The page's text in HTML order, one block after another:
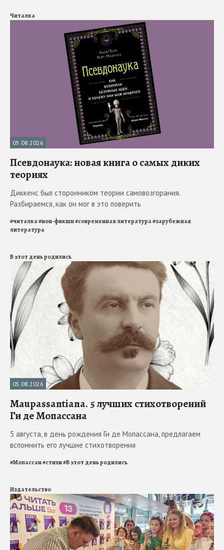
Читалка
05.08.2026
Псевдонаука: новая книга о самых диких
теориях
Диккенс был сторонником теории самовозгорания.
Разбираемся, как он мог в это поверить
#читалка#нон-фикшн#современная литература#зарубежная
литература
В этот день родились
05.08.2026
Maupassantiana. 5 лучших стихотворений
Ги де Мопассана
5 августа, в день рождения Ги де Мопассана, предлагаем
вспомнить его лучшие стихотворения
#Мопассан#стихи#В этот день родились
Издательство